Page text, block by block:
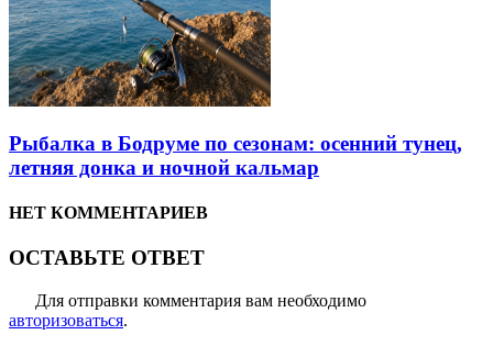
Рыбалка в Бодруме по сезонам: осенний тунец,
летняя донка и ночной кальмар
НЕТ КОММЕНТАРИЕВ
ОСТАВЬТЕ ОТВЕТ
Для отправки комментария вам необходимо
авторизоваться.